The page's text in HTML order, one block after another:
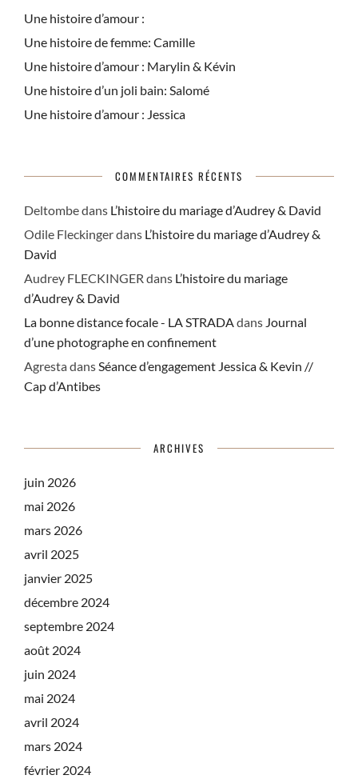
Une histoire d’amour :
Une histoire de femme: Camille
Une histoire d’amour : Marylin & Kévin
Une histoire d’un joli bain: Salomé
Une histoire d’amour : Jessica
COMMENTAIRES RÉCENTS
Deltombedans L’histoire du mariage d’Audrey & David
Odile Fleckingerdans L’histoire du mariage d’Audrey &
David
Audrey FLECKINGER dans L’histoire du mariage
d’Audrey & David
La bonne distance focale - LA STRADAdans Journal
d’une photographe en confinement
AgrestadansSéance d’engagement Jessica & Kevin //
Cap d’Antibes
ARCHIVES
juin 2026
mai 2026
mars 2026
avril 2025
janvier 2025
décembre 2024
septembre 2024
août 2024
juin 2024
mai 2024
avril 2024
mars 2024
février 2024